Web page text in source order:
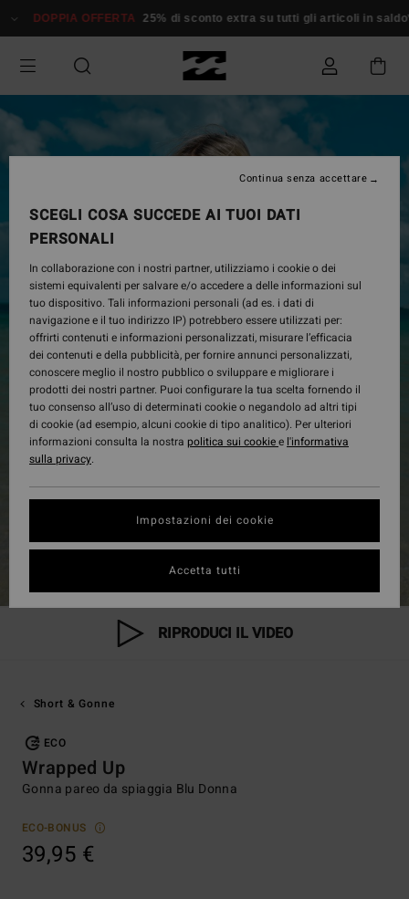
alle
prodotto
DOPPIA OFFERTA 25% di sconto extra su tutti gli articoli in saldo*
RIPRODUCI IL VIDEO
Short & Gonne
ECO
Wrapped Up
Gonna pareo da spiaggia Blu Donna
ECO-BONUS
39,95 €
SCEGLI COSA SUCCEDE AI TUOI DATI
PERSONALI
In collaborazione con i nostri partner, utilizziamo i cookie o dei
sistemi equivalenti per salvare e/o accedere a delle informazioni sul
tuo dispositivo. Tali informazioni personali (ad es. i dati di
navigazione e il tuo indirizzo IP) potrebbero essere utilizzati per:
offrirti contenuti e informazioni personalizzati, misurare l’efficacia
dei contenuti e della pubblicità, per fornire annunci personalizzati,
conoscere meglio il nostro pubblico o sviluppare e migliorare i
prodotti dei nostri partner. Puoi configurare la tua scelta fornendo il
tuo consenso all’uso di determinati cookie o negandolo ad altri tipi
di cookie (ad esempio, alcuni cookie di tipo analitico). Per ulteriori
informazioni consulta la nostra politica sui cookiee l'informativa
sulla privacy.
Impostazioni dei cookie
Continua senza accettare
Accetta tutti